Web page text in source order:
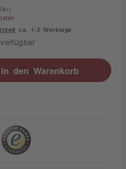
ca. 1-3 Werktage
verfügbar
In den Warenkorb